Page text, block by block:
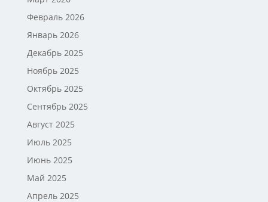
Февраль 2026
Январь 2026
Декабрь 2025
Ноябрь 2025
Октябрь 2025
Сентябрь 2025
Август 2025
Июль 2025
Июнь 2025
Май 2025
Апрель 2025